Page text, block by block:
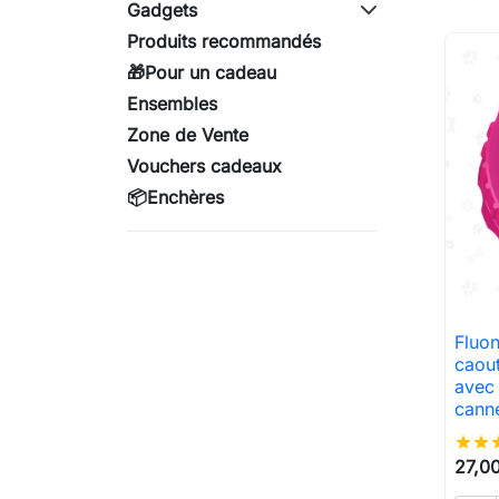
Gadgets
Produits recommandés
🎁Pour un cadeau
Ensembles
Zone de Vente
Vouchers cadeaux
📦Enchères
starstar